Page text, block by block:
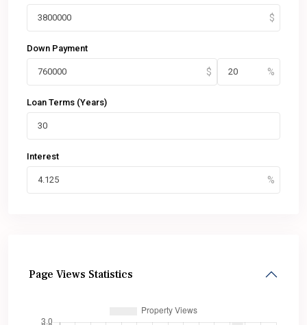
Down Payment
Loan Terms (Years)
Interest
Page Views Statistics